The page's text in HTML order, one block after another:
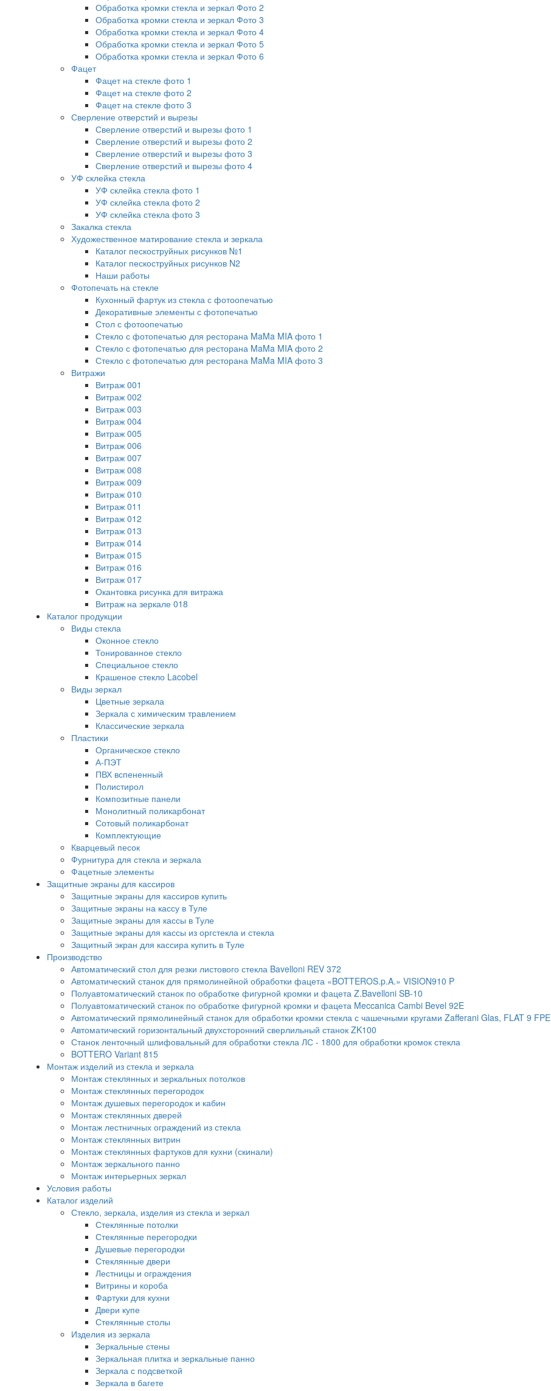
Обработка кромки стекла и зеркал Фото 2
Обработка кромки стекла и зеркал Фото 3
Обработка кромки стекла и зеркал Фото 4
Обработка кромки стекла и зеркал Фото 5
Обработка кромки стекла и зеркал Фото 6
Фацет
Фацет на стекле фото 1
Фацет на стекле фото 2
Фацет на стекле фото 3
Сверление отверстий и вырезы
Сверление отверстий и вырезы фото 1
Сверление отверстий и вырезы фото 2
Сверление отверстий и вырезы фото 3
Сверление отверстий и вырезы фото 4
УФ склейка стекла
УФ склейка стекла фото 1
УФ склейка стекла фото 2
УФ склейка стекла фото 3
Закалка стекла
Художественное матирование стекла и зеркала
Каталог пескоструйных рисунков №1
Каталог пескоструйных рисунков N2
Наши работы
Фотопечать на стекле
Кухонный фартук из стекла с фотоопечатью
Декоративные элементы с фотопечатью
Стол с фотоопечатью
Стекло с фотопечатью для ресторана MaMa MIA фото 1
Стекло с фотопечатью для ресторана MaMa MIA фото 2
Стекло с фотопечатью для ресторана MaMa MIA фото 3
Витражи
Витраж 001
Витраж 002
Витраж 003
Витраж 004
Витраж 005
Витраж 006
Витраж 007
Витраж 008
Витраж 009
Витраж 010
Витраж 011
Витраж 012
Витраж 013
Витраж 014
Витраж 015
Витраж 016
Витраж 017
Окантовка рисунка для витража
Витраж на зеркале 018
Каталог продукции
Виды стекла
Оконное стекло
Тонированное стекло
Специальное стекло
Крашеное стекло Lacobel
Виды зеркал
Цветные зеркала
Зеркала с химическим травлением
Классические зеркала
Пластики
Органическое стекло
А-ПЭТ
ПВХ вспененный
Полистирол
Композитные панели
Монолитный поликарбонат
Сотовый поликарбонат
Комплектующие
Кварцевый песок
Фурнитура для стекла и зеркала
Фацетные элементы
Защитные экраны для кассиров
Защитные экраны для кассиров купить
Защитные экраны на кассу в Туле
Защитные экраны для кассы в Туле
Защитные экраны для кассы из оргстекла и стекла
Защитный экран для кассира купить в Туле
Производство
Автоматический стол для резки листового стекла Bavelloni REV 372
Автоматический станок для прямолинейной обработки фацета «BOTTEROS.p.A.» VISION910 P
Полуавтоматический станок по обработке фигурной кромки и фацета Z.Bavelloni SB-10
Полуавтоматический станок по обработке фигурной кромки и фацета Meccanica Cambi Bevel 92E
Автоматический прямолинейный станок для обработки кромки стекла с чашечными кругами Zafferani Glas, FLAT 9 FPE
Автоматический горизонтальный двухсторонний сверлильный станок ZK100
Станок ленточный шлифовальный для обработки стекла ЛС - 1800 для обработки кромок стекла
BOTTERO Variant 815
Монтаж изделий из стекла и зеркала
Монтаж стеклянных и зеркальных потолков
Монтаж стеклянных перегородок
Монтаж душевых перегородок и кабин
Монтаж стеклянных дверей
Монтаж лестничных ограждений из стекла
Монтаж стеклянных витрин
Монтаж стеклянных фартуков для кухни (скинали)
Монтаж зеркального панно
Монтаж интерьерных зеркал
Условия работы
Каталог изделий
Стекло, зеркала, изделия из стекла и зеркал
Стеклянные потолки
Стеклянные перегородки
Душевые перегородки
Стеклянные двери
Лестницы и ограждения
Витрины и короба
Фартуки для кухни
Двери купе
Стеклянные столы
Изделия из зеркала
Зеркальные стены
Зеркальная плитка и зеркальные панно
Зеркала с подсветкой
Зеркала в багете